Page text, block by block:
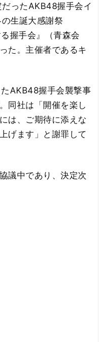
ったAKB48握手会イ
生誕大感謝祭
握手会』（青森会
た。主催者であるキ
AKB48握手会襲撃事
同社は「開催を楽し
は、ご期待に添えな
げます」と謝罪して
議中であり、決定次